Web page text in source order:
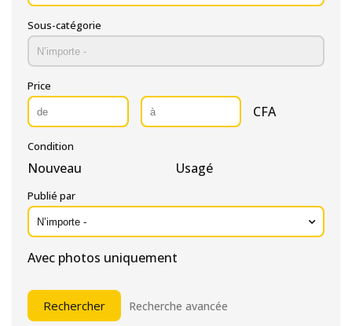
Sous-catégorie
Price
CFA
Condition
Nouveau Usagé
Publié par
Avec photos uniquement
Recherche avancée